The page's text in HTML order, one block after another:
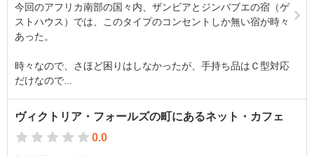
今回のアフリカ南部の国々内、ザンビアとジンバブエの宿（ゲ
ストハウス）では、このタイプのコンセントしか無い宿が時々
あった。
時々なので、さほど困りはしなかったが、手持ち品はＣ型対応
だけなので...
ヴィクトリア・フォールズの町にあるネット・カフェ
0.0